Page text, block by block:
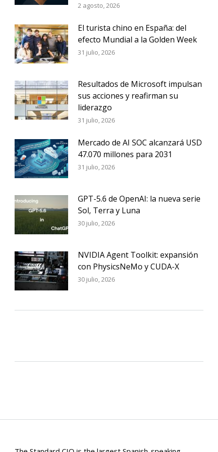
2 agosto, 2026
El turista chino en España: del
efecto Mundial a la Golden Week
31 julio, 2026
Resultados de Microsoft impulsan
sus acciones y reafirman su
liderazgo
31 julio, 2026
Mercado de AI SOC alcanzará USD
47.070 millones para 2031
31 julio, 2026
GPT-5.6 de OpenAI: la nueva serie
Sol, Terra y Luna
30 julio, 2026
NVIDIA Agent Toolkit: expansión
con PhysicsNeMo y CUDA-X
30 julio, 2026